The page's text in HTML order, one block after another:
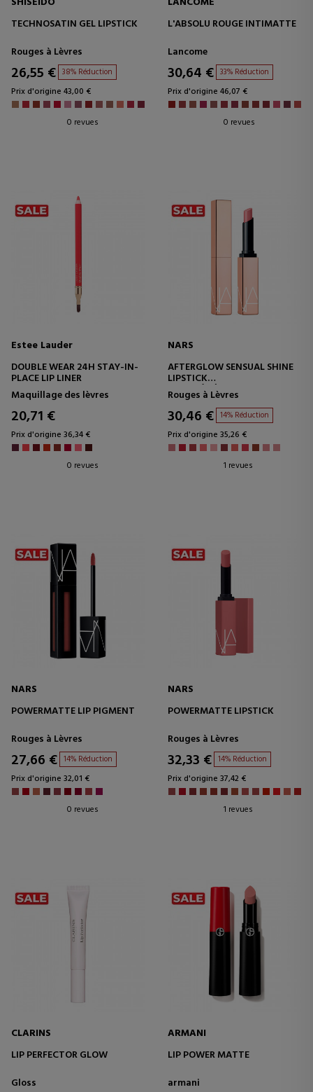
TECHNOSATIN GEL LIPSTICK
Rouges à Lèvres
26,55 € 38% Réduction
Prix d'origine 43,00 €
0 revues
L'ABSOLU ROUGE INTIMATTE
Lancome
30,64 € 33% Réduction
Prix d'origine 46,07 €
0 revues
Estee Lauder
DOUBLE WEAR 24H STAY-IN-
PLACE LIP LINER
Maquillage des lèvres
20,71 €
Prix d'origine 36,34 €
0 revues
NARS
AFTERGLOW SENSUAL SHINE
LIPSTICK
ROUGE À LÈVRES
Rouges à Lèvres
30,46 € 14% Réduction
Prix d'origine 35,26 €
1 revues
NARS
POWERMATTE LIP PIGMENT
Rouges à Lèvres
27,66 € 14% Réduction
Prix d'origine 32,01 €
0 revues
NARS
POWERMATTE LIPSTICK
Rouges à Lèvres
32,33 € 14% Réduction
Prix d'origine 37,42 €
1 revues
CLARINS
LIP PERFECTOR GLOW
Gloss
ARMANI
LIP POWER MATTE
armani